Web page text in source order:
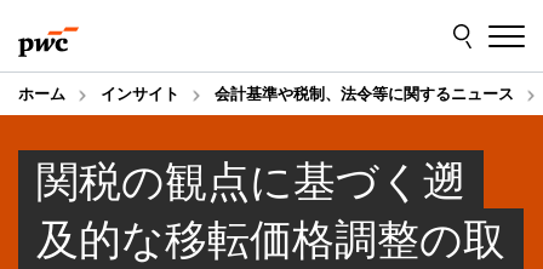
to
content
to
footer
ホーム インサイト 会計基準や税制、法令等に関するニュース
関税の観点に基づく遡
及的な移転価格調整の取